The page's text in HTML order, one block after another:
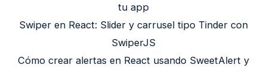
tu app
Swiper en React: Slider y carrusel tipo Tinder con
SwiperJS
Cómo crear alertas en React usando SweetAlert y